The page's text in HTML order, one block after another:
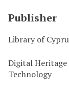
Publisher
Library of
Digital Heritage
Technology